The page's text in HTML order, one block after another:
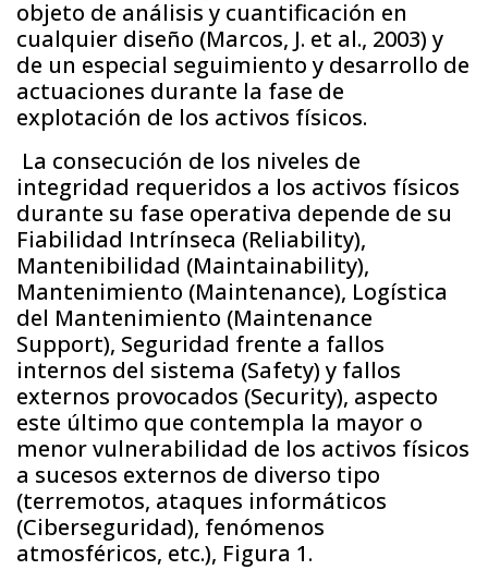
objeto de análisis y cuantificación en
cualquier diseño (Marcos, J. et al., 2003) y
de un especial seguimiento y desarrollo de
actuaciones durante la fase de
explotación de los activos físicos.
La consecución de los niveles de
integridad requeridos a los activos físicos
durante su fase operativa depende de su
Fiabilidad Intrínseca (Reliability),
Mantenibilidad (Maintainability),
Mantenimiento (Maintenance), Logística
del Mantenimiento (Maintenance
Support), Seguridad frente a fallos
internos del sistema (Safety) y fallos
externos provocados (Security), aspecto
este último que contempla la mayor o
menor vulnerabilidad de los activos físicos
a sucesos externos de diverso tipo
(terremotos, ataques informáticos
(Ciberseguridad), fenómenos
atmosféricos, etc.), Figura 1.